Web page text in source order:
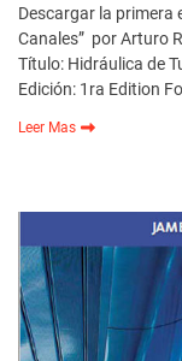
Descargar la primera
Canales” por Arturo
Título: Hidráulica de
Edición: 1ra Edition
Leer Mas